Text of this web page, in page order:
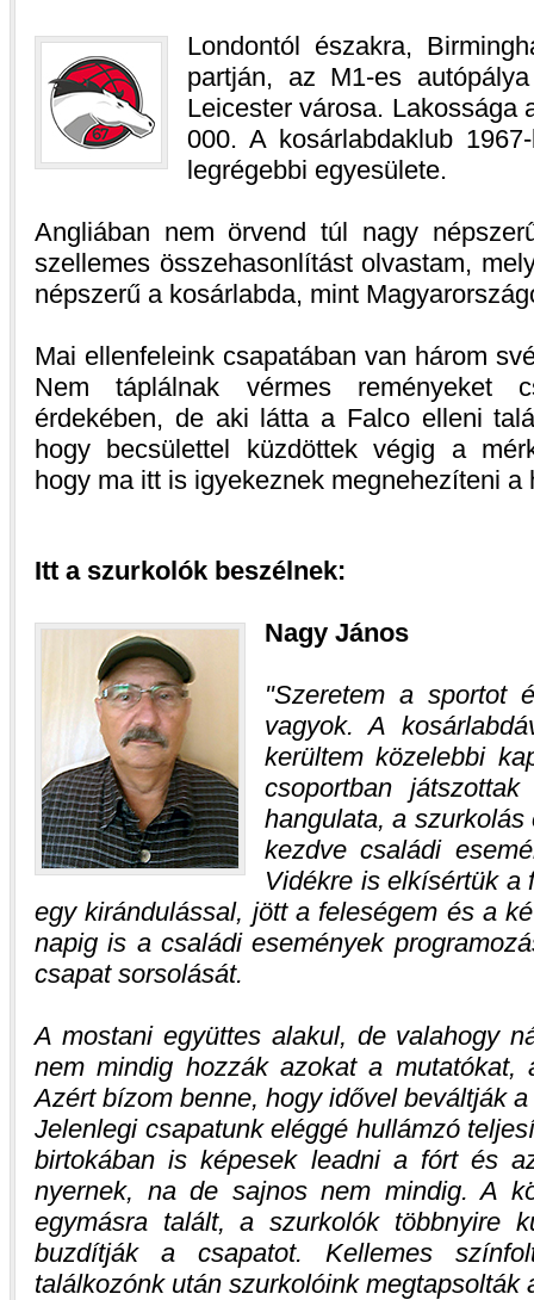
Londontól északra,
partján, az M1-es
Leicester városa. Lakossága
000. A kosárlabdaklub
legrégebbi egyesülete.
Angliában nem örvend túl nagy
szellemes összehasonlítást olvastam,
népszerű a kosárlabda, mint
Mai ellenfeleink csapatában van három
Nem táplálnak vérmes reményeket
érdekében, de aki látta a Falco elleni
hogy becsülettel küzdöttek végig a
hogy ma itt is igyekeznek megnehezíteni a
Itt a szurkolók beszélnek:
Nagy János
Szeretem a sportot
vagyok. A
kerültem közelebbi
csoportban
hangulata, a
kezdve családi
Vidékre is elkísértük a
egy kirándulással, jött a feleségem és a
napig is a családi események
csapat sorsolását.
A mostani együttes alakul, de valahogy
nem mindig hozzák azokat a mutatókat,
Azért bízom benne, hogy idővel beváltják
Jelenlegi csapatunk eléggé hullámzó
birtokában is képesek leadni a fórt és
nyernek, na de sajnos nem mindig. A
egymásra talált, a szurkolók többnyire
buzdítják a csapatot. Kellemes
találkozónk után szurkolóink megtapsolták